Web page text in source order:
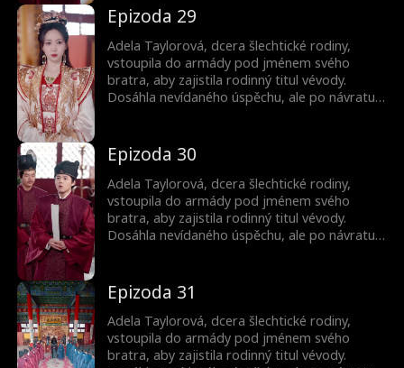
Nečekaně se znovu narodila jako princezna.
Pak začala svou cestu pomsty...
Epizoda 29
Adela Taylorová, dcera šlechtické rodiny,
vstoupila do armády pod jménem svého
bratra, aby zajistila rodinný titul vévody.
Dosáhla nevídaného úspěchu, ale po návratu
Nečekaně se znovu narodila jako princezna.
Pak začala svou cestu pomsty...
Epizoda 30
Adela Taylorová, dcera šlechtické rodiny,
vstoupila do armády pod jménem svého
bratra, aby zajistila rodinný titul vévody.
Dosáhla nevídaného úspěchu, ale po návratu
Nečekaně se znovu narodila jako princezna.
Pak začala svou cestu pomsty...
Epizoda 31
Adela Taylorová, dcera šlechtické rodiny,
vstoupila do armády pod jménem svého
bratra, aby zajistila rodinný titul vévody.